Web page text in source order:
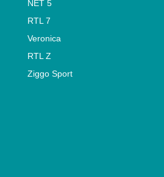
NET 5
RTL 7
Veronica
RTL Z
Ziggo Sport